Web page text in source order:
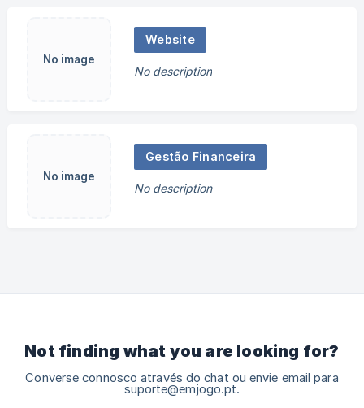
No image
Website
No description
No image
Gestão Financeira
No description
Not finding what you are looking for?
Converse connosco através do chat ou envie email para
suporte@emjogo.pt.